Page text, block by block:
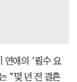
연애의 ‘필수 요
“몇 년 전 결혼